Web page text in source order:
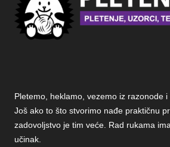
Pletemo, heklamo, vezemo iz razonode i
Još ako to što stvorimo nađe praktičnu
zadovoljstvo je tim veće. Rad rukama
učinak.